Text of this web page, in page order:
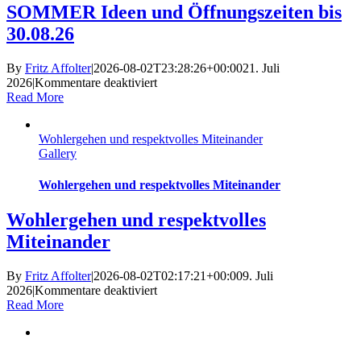
SOMMER Ideen und Öffnungszeiten bis
30.08.26
By Fritz Affolter|2026-08-02T23:28:26+00:0021. Juli
2026|Kommentare deaktiviertfür
Öffnungszeiten
Read More
Wohlergehen und respektvolles Miteinander
Gallery
Wohlergehen und respektvolles Miteinander
Wohlergehen und respektvolles
Miteinander
By Fritz Affolter|2026-08-02T02:17:21+00:009. Juli
2026|Kommentare deaktiviertfür
Read More